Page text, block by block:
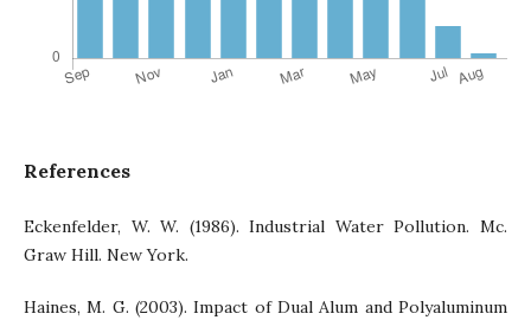
References
Eckenfelder, W. W. (1986). Industrial Water Pollution. Mc.
Graw Hill. New York.
Haines, M. G. (2003). Impact of Dual Alum and Polyaluminum